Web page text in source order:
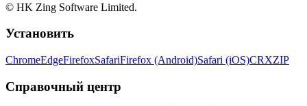
© HK Zing Software Limited.
Установить
ChromeEdgeFirefoxSafariFirefox (Android)Safari (iOS)CRXZIP
Справочный центр